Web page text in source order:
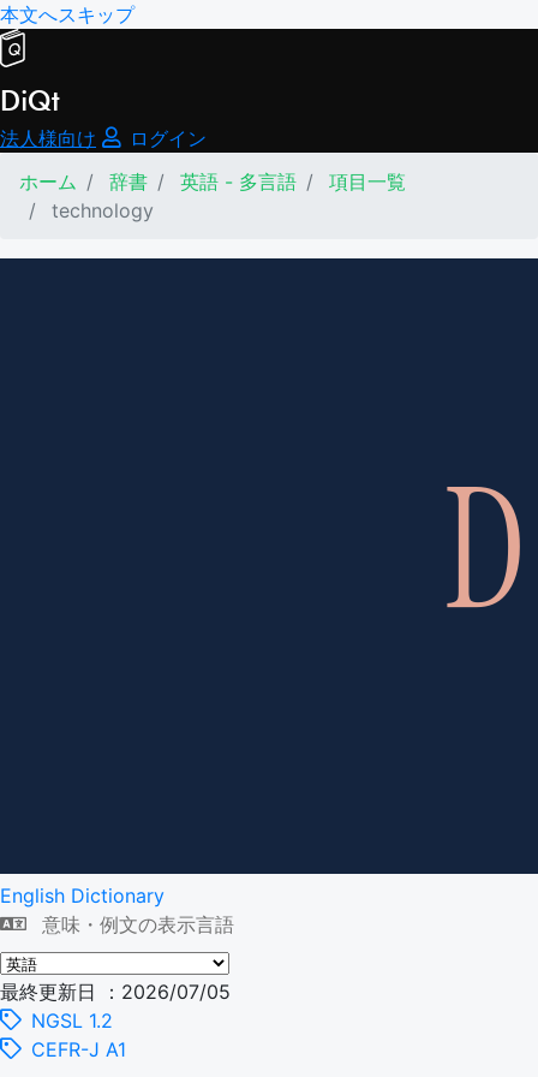
本文へスキップ
DiQt
法人様向け
ログイン
ホーム
辞書 英語 - 多言語
項目一覧
technology
English Dictionary
意味・例文の表示言語
最終更新日 ：2026/07/05
NGSL 1.2
CEFR-J A1